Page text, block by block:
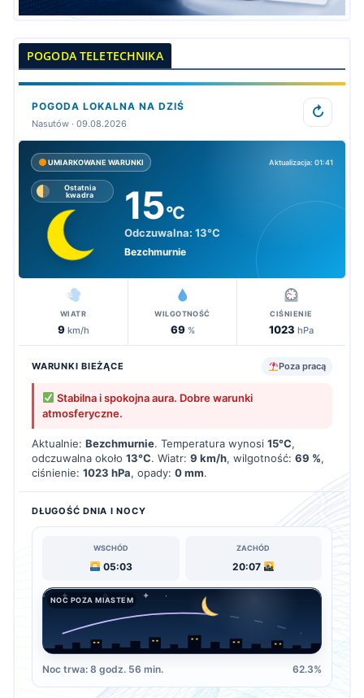
POGODA TELETECHNIKA
POGODA LOKALNA NA DZIŚ
Nasutów · 09.08.2026
↻
UMIARKOWANE WARUNKI Aktualizacja: 01:41
Ostatnia
kwadra
15°C
Odczuwalna: 13°C
Bezchmurnie
WIATR
9km/h
WILGOTNOŚĆ
69%
CIŚNIENIE
1023 hPa
WARUNKI BIEŻĄCE Poza pracą
Stabilna i spokojna aura. Dobre warunki
atmosferyczne.
Aktualnie: Bezchmurnie. Temperatura wynosi 15°C,
odczuwalna około 13°C. Wiatr: 9 km/h, wilgotność: 69 %,
ciśnienie: 1023 hPa, opady: 0 mm.
DŁUGOŚĆ DNIA I NOCY
WSCHÓD
05:03
ZACHÓD
20:07
NOC POZA MIASTEM
Noc trwa: 8 godz. 56 min. 62.3%